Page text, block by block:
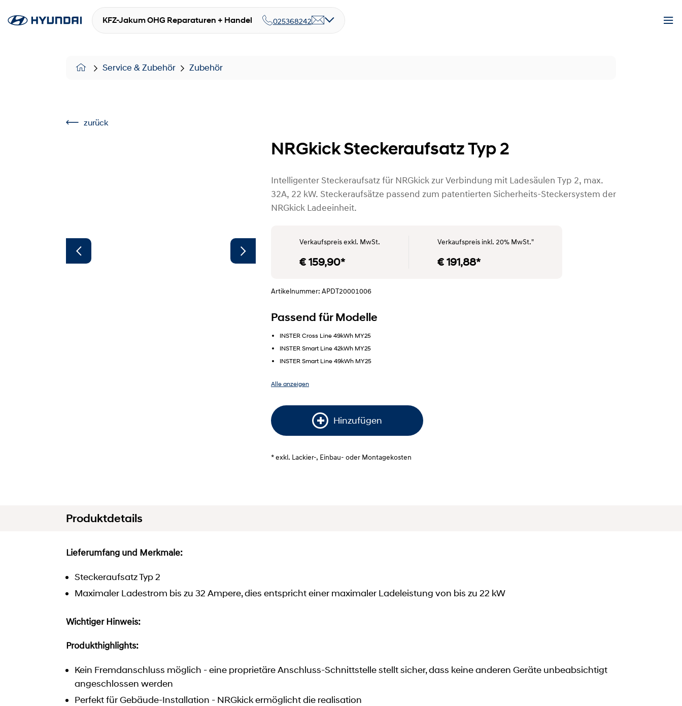
KFZ-Jakum OHG Reparaturen + Handel 025368242
Service & Zubehör Zubehör
zurück
NRGkick Steckeraufsatz Typ 2
Intelligenter Steckeraufsatz für NRGkick zur Verbindung mit Ladesäulen Typ 2, max.
32A, 22 kW. Steckeraufsätze passend zum patentierten Sicherheits-Steckersystem der
NRGkick Ladeeinheit.
Verkaufspreis exkl. MwSt.
€ 159,90*
Verkaufspreis inkl. 20% MwSt."
€ 191,88*
Artikelnummer: APDT20001006
Passend für Modelle
INSTER Cross Line 49kWh MY25
INSTER Smart Line 42kWh MY25
INSTER Smart Line 49kWh MY25
Alle anzeigen
Hinzufügen
* exkl. Lackier-, Einbau- oder Montagekosten
Produktdetails
Lieferumfang und Merkmale:
Steckeraufsatz Typ 2
Maximaler Ladestrom bis zu 32 Ampere, dies entspricht einer maximaler Ladeleistung von bis zu 22 kW
Wichtiger Hinweis:
Produkthighlights:
Kein Fremdanschluss möglich - eine proprietäre Anschluss-Schnittstelle stellt sicher, dass keine anderen Geräte unbeabsichtigt
angeschlossen werden
Perfekt für Gebäude-Installation - NRGkick ermöglicht die realisation